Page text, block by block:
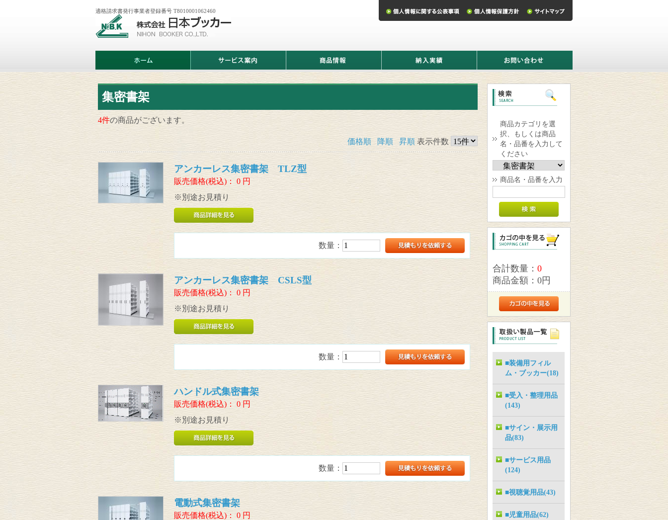
会
日
ッ
カ
ー
適格請求書発行事業者登録番号 T8010001062460
ム
ビ
ス
案
情
報
実
い
わ
集密書架
4件の商品がございます。
価格順 降順 昇順 表示件数
アンカーレス集密書架 TLZ型
販売価格(税込)： 0円
※別途お見積り
数量：
アンカーレス集密書架 CSLS型
販売価格(税込)： 0円
※別途お見積り
数量：
ハンドル式集密書架
販売価格(税込)： 0円
※別途お見積り
数量：
電動式集密書架
販売価格(税込)：0円
商品カテゴリを選
択、もしくは商品
名・品番を入力して
ください
商品名・品番を入力
合計数量： 0
商品金額： 0円
■装備用フィル
ム・ブッカー(18)
■受入・整理用品
(143)
■サイン・展示用
品(83)
■サービス用品
(124)
■視聴覚用品(43)
■児童用品(62)